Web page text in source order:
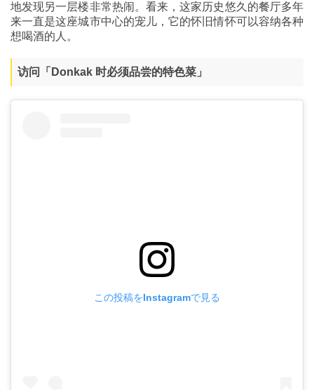
地发现另一层楼非常热闹。看来，这家历史悠久的餐厅多年
来一直是这座城市中心的宠儿，它的怀旧情怀可以容纳各种
想喝酒的人。
访问「Donkak 时必须品尝的特色菜」
この投稿をInstagramで見る